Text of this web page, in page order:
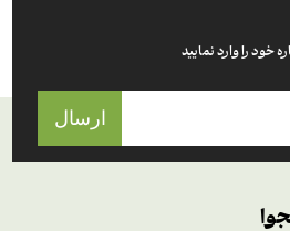
خود را وارد نمایید
ارسال